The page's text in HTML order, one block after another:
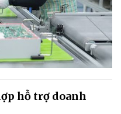
hỗ trợ doanh